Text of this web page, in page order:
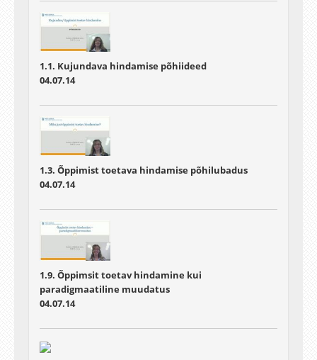
1.1. Kujundava hindamise põhiideed
04.07.14
1.3. Õppimist toetava hindamise põhilubadus
04.07.14
1.9. Õppimsit toetav hindamine kui
paradigmaatiline muudatus
04.07.14